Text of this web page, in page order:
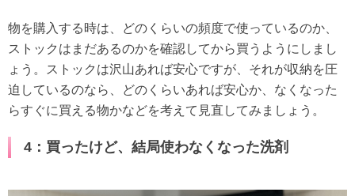
物を購入する時は、どのくらいの頻度で使っているのか、
ストックはまだあるのかを確認してから買うようにしまし
ょう。ストックは沢山あれば安心ですが、それが収納を圧
迫しているのなら、どのくらいあれば安心か、なくなった
らすぐに買える物かなどを考えて見直してみましょう。
4：買ったけど、結局使わなくなった洗剤